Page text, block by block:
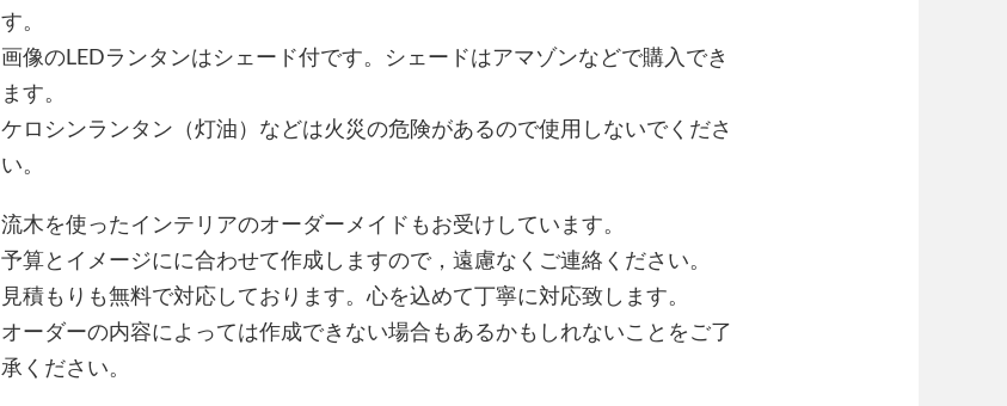
す。
画像のLEDランタンはシェード付です。シェードはアマゾンなどで購入でき
ます。
ケロシンランタン（灯油）などは火災の危険があるので使用しないでくださ
い。
流木を使ったインテリアのオーダーメイドもお受けしています。
予算とイメージにに合わせて作成しますので，遠慮なくご連絡ください。
見積もりも無料で対応しております。心を込めて丁寧に対応致します。
オーダーの内容によっては作成できない場合もあるかもしれないことをご了
承ください。